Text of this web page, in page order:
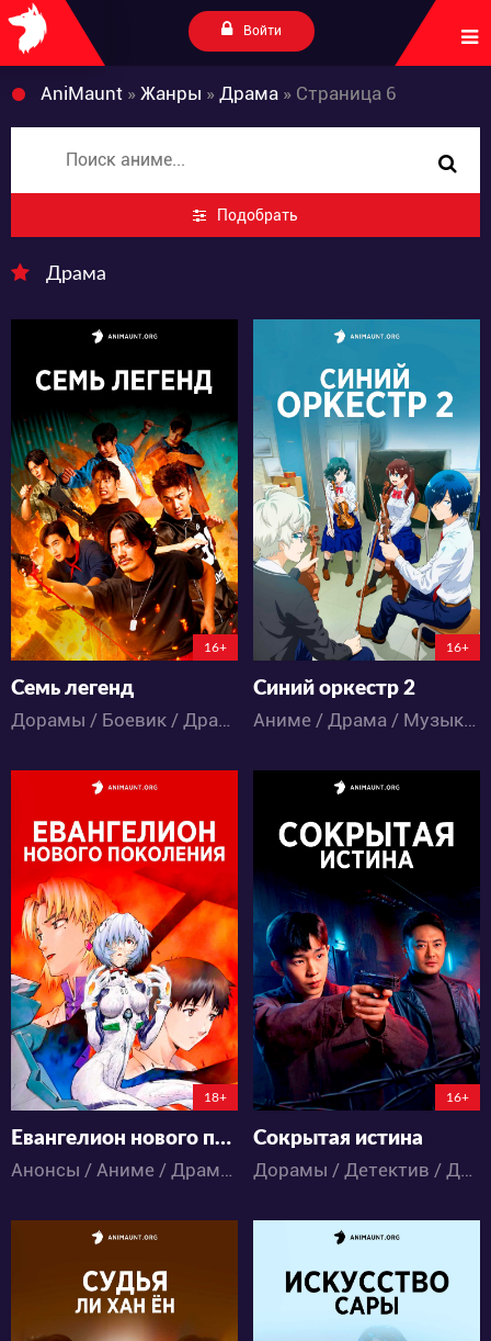
Войти
AniMaunt » Жанры » Драма » Страница 6
Подобрать
Драма
2929
30 8
16+
Семь легенд
Дорамы / Боевик / Драма / Комедия / Мистика
17048
99 35
16+
Синий оркестр 2
Аниме / Драма / Музыка / Школа
1090
12 0
122:3:21:42
18+
Евангелион нового поколения
Анонсы / Аниме / Драма / Триллер / Фантастика
2485
17 6
16+
Сокрытая истина
Дорамы / Детектив / Драма / Триллер